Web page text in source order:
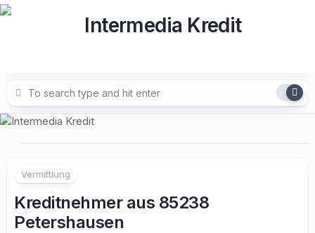
Skip
Vermittlung
Kreditnehmer aus 85238
Petershausen